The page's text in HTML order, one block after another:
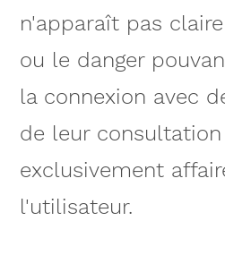
n'apparaît pas
ou le danger
la connexion avec
de leur
exclusivement
l'utilisateur.